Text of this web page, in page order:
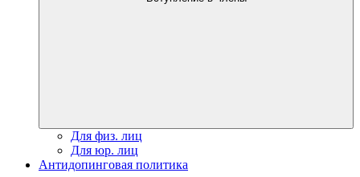
Для физ. лиц
Для юр. лиц
Антидопинговая политика